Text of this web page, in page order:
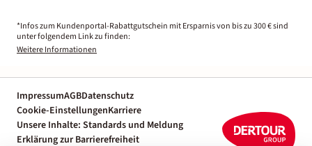
*Infos zum Kundenportal-Rabattgutschein mit Ersparnis von bis zu 300 € sind
unter folgendem Link zu finden:
Weitere Informationen
ImpressumAGBDatenschutz
Cookie-EinstellungenKarriere
Unsere Inhalte: Standards und Meldung
Erklärung zur Barrierefreiheit